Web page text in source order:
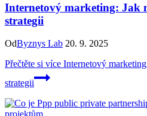
Internetový marketing: Jak
strategii
OdByznys Lab 20. 9. 2025
Přečtěte si více Internetový
strategii